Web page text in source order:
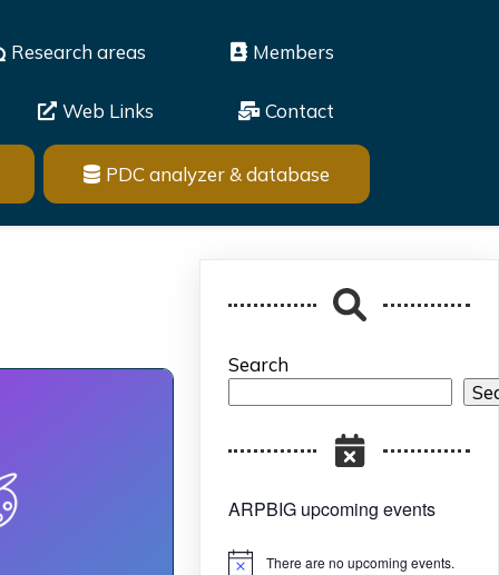
Research areas Members
Web Links Contact
PDC analyzer & database
Search
ARPBIG upcoming events
Notice There are no upcoming events.